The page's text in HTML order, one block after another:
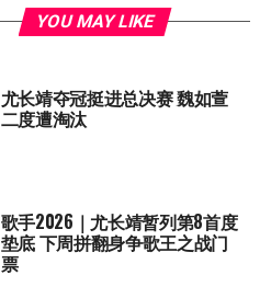
YOU MAY LIKE
尤长靖夺冠挺进总决赛 魏如萱
二度遭淘汰
歌手2026｜尤长靖暂列第8首度
垫底 下周拼翻身争歌王之战门
票